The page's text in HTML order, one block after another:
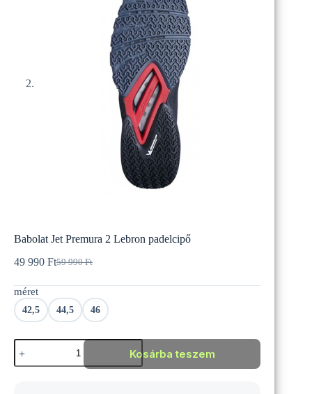
Babolat Jet Premura 2 Lebron padelcipő
59 990Ft
Original
59
990 Ft.
49 990 FtCurrent
49
990 Ft.
méret
42,5 44,5 46
Babolat
Jet
Premura
Kosárba teszem